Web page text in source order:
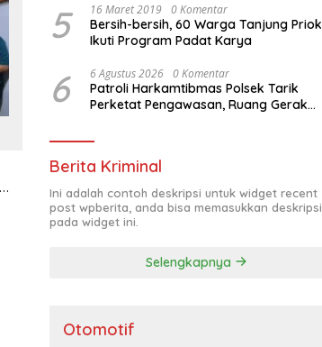
5 16 Maret 2019 0 Komentar
Bersih-bersih, 60 Warga Tanjung Priok
Ikuti Program Padat Karya
6 6 Agustus 2026 0 Komentar
Patroli Harkamtibmas Polsek Tarik
Perketat Pengawasan, Ruang Gerak
Berita Kriminal
Ini adalah contoh deskripsi untuk widget recent
post wpberita, anda bisa memasukkan deskripsi
pada widget ini.
Selengkapnya
Otomotif